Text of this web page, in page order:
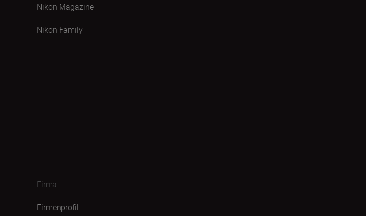
Nikon Magazine
Nikon Family
Firma
Firmenprofil